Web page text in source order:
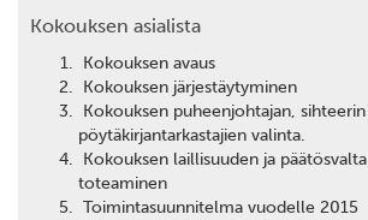
Kokouksen asialista
Kokouksen avaus
Kokouksen järjestäytyminen
Kokouksen puheenjohtajan, sihteerin
pöytäkirjantarkastajien valinta.
Kokouksen laillisuuden ja
toteaminen
Toimintasuunnitelma vuodelle 2015